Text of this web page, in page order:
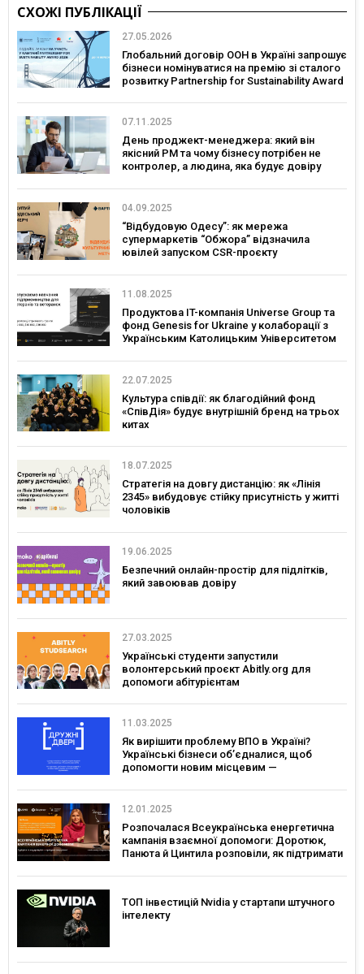
СХОЖІ ПУБЛІКАЦІЇ
27.05.2026
Глобальний договір ООН в Україні запрошує
бізнеси номінуватися на премію зі сталого
розвитку Partnership for Sustainability Award
07.11.2025
День проджект-менеджера: який він
якісний PM та чому бізнесу потрібен не
контролер, а людина, яка будує довіру
04.09.2025
“Відбудовую Одесу”: як мережа
супермаркетів “Обжора” відзначила
ювілей запуском CSR-проєкту
11.08.2025
Продуктова IT-компанія Universe Group та
фонд Genesis for Ukraine у колаборації з
Українським Католицьким Університетом
з підприємництва для ветеранів і
ветеранок
22.07.2025
Культура співдії: як благодійний фонд
«СпівДія» будує внутрішній бренд на трьох
китах
18.07.2025
Стратегія на довгу дистанцію: як «Лінія
2345» вибудовує стійку присутність у житті
чоловіків
19.06.2025
Безпечний онлайн-простір для підлітків,
який завоював довіру
27.03.2025
Українські студенти запустили
волонтерський проєкт Abitly.org для
допомоги абітурієнтам
11.03.2025
Як вирішити проблему ВПО в Україні?
Українські бізнеси об’єдналися, щоб
допомогти новим місцевим —
12.01.2025
Розпочалася Всеукраїнська енергетична
кампанія взаємної допомоги: Доротюк,
Панюта й Цинтила розповіли, як підтримати
ТОП інвестицій Nvidia у стартапи штучного
інтелекту